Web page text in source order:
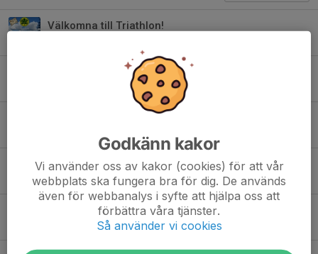
Välkomna till Triathlon!
Orientering 2026
0
Skogsäventyret 2025!
7 maj 2025 0
Orientering 2025
24 apr 2025 0
Godkänn kakor
Vi använder oss av kakor (cookies) för att vår
webbplats ska fungera bra för dig. De används
även för webbanalys i syfte att hjälpa oss att
förbättra våra tjänster.
Så använder vi cookies